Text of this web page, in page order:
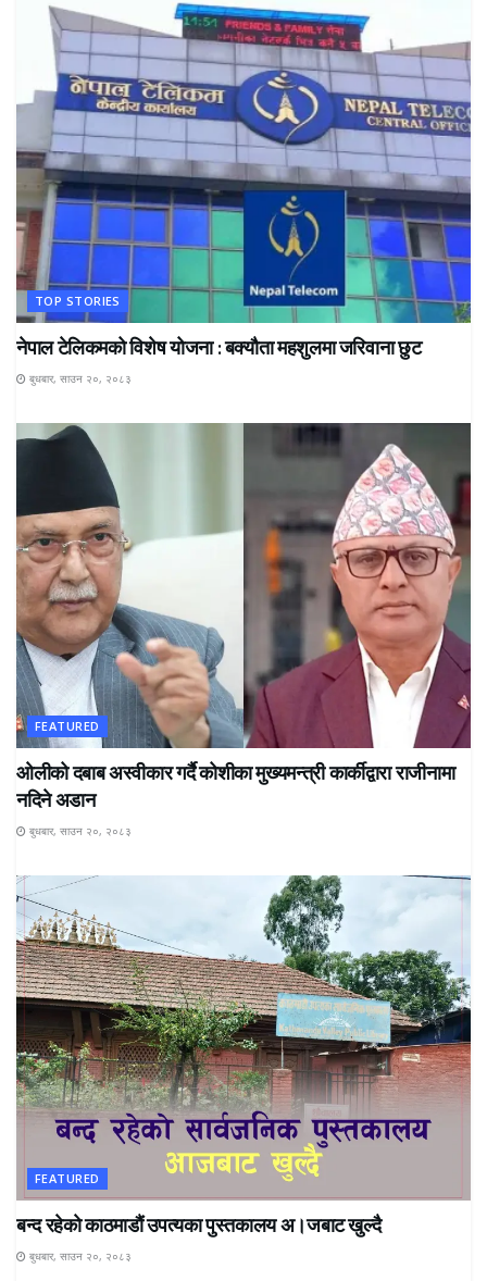
TOP STORIES
नेपाल टेलिकमको विशेष योजना : बक्यौता महशुलमा जरिवाना छुट
बुधबार, साउन २०, २०८३
FEATURED
ओलीको दबाब अस्वीकार गर्दै कोशीका मुख्यमन्त्री कार्कीद्वारा राजीनामा
नदिने अडान
बुधबार, साउन २०, २०८३
FEATURED
बन्द रहेकाे काठमाडाैं उपत्यका पुस्तकालय अ।जबाट खुल्दै
बुधबार, साउन २०, २०८३